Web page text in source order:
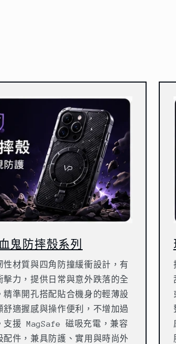
鬼防摔殼系列
性材質與四角防撞緩衝設計，有
擊力，提供日常與意外跌落的全
精準開孔搭配貼合機身的輕薄設
舒適握感與操作便利，不增加過
支援 MagSafe 磁吸充電，兼容
配件，兼具防護、實用與時尚外